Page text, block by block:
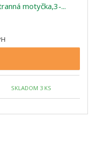
motyčka,3-...
SKLADOM 3 KS